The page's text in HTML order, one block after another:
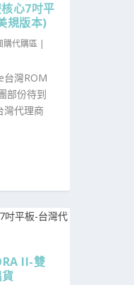
心7吋平
規版本)
購代購區 |
台灣ROM
部份待到
灣代理商
II-雙